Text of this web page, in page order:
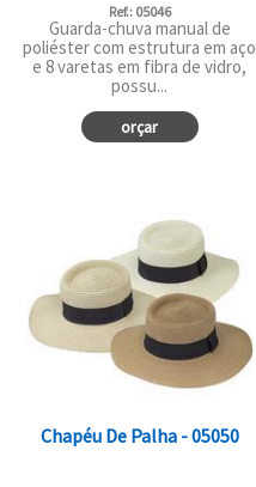
Ref.: 05046
Guarda-chuva manual de
poliéster com estrutura em aço
e 8 varetas em fibra de vidro,
possu...
orçar
Chapéu De Palha - 05050